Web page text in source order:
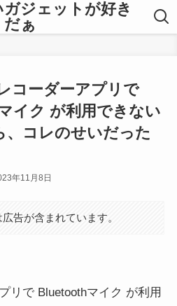
ジェットが好き
だぁ
コーダーアプリで
イク が利用できない
、コレのせいだった
年11月8日
告が含まれています。
リで Bluetoothマイク が利用